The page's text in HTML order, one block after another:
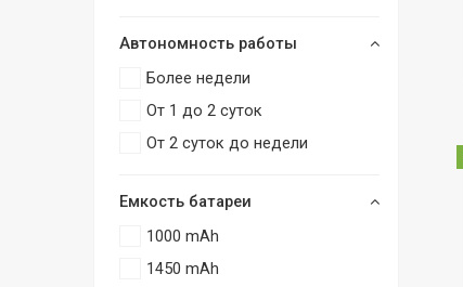
Автономность работы
Более недели
От 1 до 2 суток
От 2 суток до недели
Емкость батареи
1000 mAh
1450 mAh